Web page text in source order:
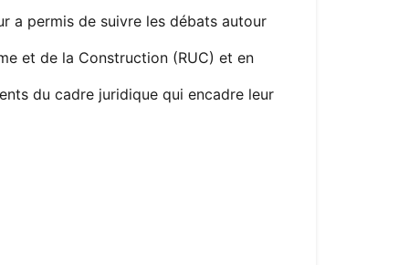
a permis de suivre les débats autour
et de la Construction (RUC) et en
du cadre juridique qui encadre leur